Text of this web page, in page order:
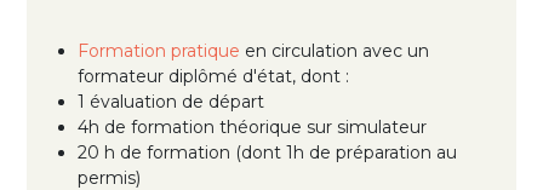
Formation pratique en circulation avec un
formateur diplômé d'état, dont :
1 évaluation de départ
4h de formation théorique sur simulateur
20 h de formation (dont 1h de préparation au
permis)